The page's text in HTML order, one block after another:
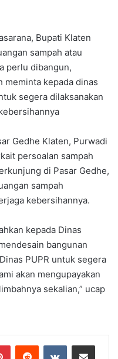
Bupati Klaten
sampah atau
perlu dibangun,
meminta kepada dinas
segera dilaksanakan
Gedhe Klaten, Purwadi
persoalan sampah
di Pasar Gedhe,
sampah
kebersihannya.
kepada Dinas
bangunan
PUPR untuk segera
akan mengupayakan
sekalian,” ucap